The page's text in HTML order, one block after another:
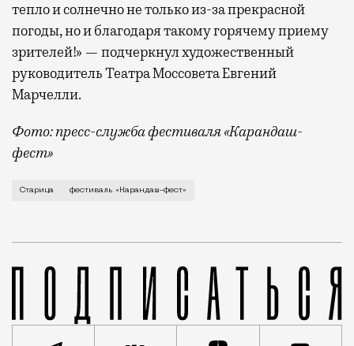
тепло и солнечно не только из-за прекрасной
погоды, но и благодаря такому горячему приему
зрителей!» — подчеркнул художественный
руководитель Театра Моссовета Евгений
Марчелли.
Фото: пресс-служба фестиваля «Карандаш-
фест»
В минувший уикенд маленькая Старица в
Старица фестиваль «Карандаш-фест»